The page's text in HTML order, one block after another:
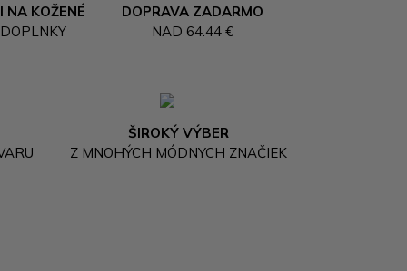
NA KOŽENÉ
DOPRAVA ZADARMO
NAD 64.44 €
ŠIROKÝ VÝBER
Z MNOHÝCH MÓDNYCH ZNAČIEK